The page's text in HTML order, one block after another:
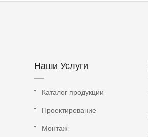
Наши Услуги
Каталог продукции
Проектирование
Монтаж